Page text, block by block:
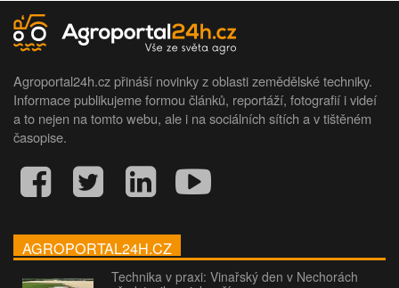
Agroportal24h.cz přináší novinky z oblasti zemědělské techniky.
Informace publikujeme formou článků, reportáží, fotografií i videí
a to nejen na tomto webu, ale i na sociálních sítích a v tištěném
časopise.
AGROPORTAL24H.CZ
Technika v praxi: Vinařský den v Nechorách